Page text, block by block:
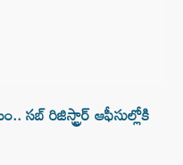
సబ్‌ రిజిస్ట్రార్‌ ఆఫీసుల్లోకి